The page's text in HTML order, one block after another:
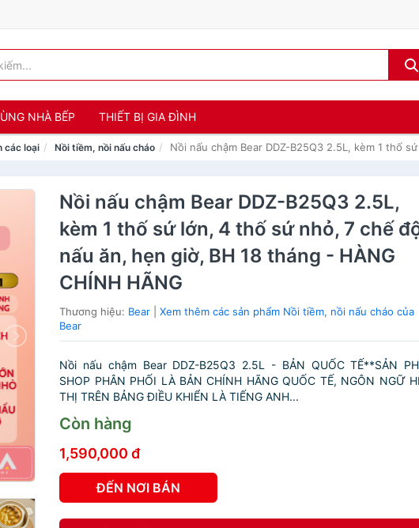
NHÀ BẾP THIẾT BỊ GIA ĐÌNH
các loại Nồi tiềm, nồi nấu cháo Nồi nấu chậm Bear DDZ-B25Q3 2.5L, kèm 1 thố
Nồi nấu chậm Bear DDZ-B25Q3 2.5L,
kèm 1 thố sứ lớn, 4 thố sứ nhỏ, 7 chế
nấu ăn, hẹn giờ, BH 18 tháng - HÀNG
CHÍNH HÃNG
Thương hiệu: Bear |Xem thêm các sản phẩm Nồi tiềm, nồi nấu cháo của
Bear
Nồi nấu chậm Bear DDZ-B25Q3 2.5L - BẢN QUỐC TẾ**SẢN
SHOP PHÂN PHỐI LÀ BẢN CHÍNH HÃNG QUỐC TẾ, NGÔN NGỮ
THỊ TRÊN BẢNG ĐIỀU KHIỂN LÀ TIẾNG ANH...
Còn hàng
1,590,000 đ
ĐẾN NƠI BÁN